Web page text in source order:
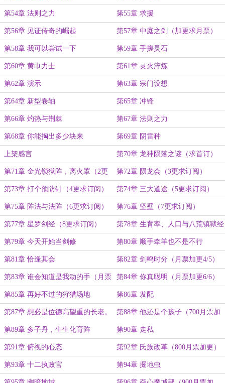
第54章 法则之力 第55章 求援
第56章 见证传奇的崛起 第57章 中庭之剑（加更求月票）
第58章 我可以尝试一下 第59章 手搓灵石
第60章 黄巾力士 第61章 灵火淬炼
第62章 演示 第63章 宗门设想
第64章 新型卷轴 第65章 冲锋
第66章 灼热与荆棘 第67章 法则之力
第68章 你能掏出多少块来 第69章 阴雷种
上架感言 第70章 龙神陨落之谜（求首订）
第71章 金光锁狱阵，离火罩（2更
求订阅）
第72章 陨龙会（3更求订阅）
第73章 打个预防针（4更求订阅） 第74章 三大道途（5更求订阅）
第75章 阵法与法阵（6更求订阅） 第76章 坚壁（7更求订阅）
第77章 星罗剑经（8更求订阅） 第78章 生育率、人口与八荒镇狱经
（9更求订阅）
第79章 今天开始当剑修 第80章 顺手牵羊也不是不行
第81章 恰逢其会 第82章 剑鸣时分（月票加更4/5）
第83章 谁会知道是我动的手（月票
加更5/6）
第84章 你真聪明（月票加更6/6）
第85章 再好不过的狩猎场地 第86章 发配
第87章 想必是位德高望重的长老。 第88章 他还是个孩子（700月票加
更）
第89章 多子丹，生生化育阵 第90章 走私
第91章 俯视的心态 第92章 氏族改革（800月票加更）
第93章 十二执政官 第94章 掘地虫